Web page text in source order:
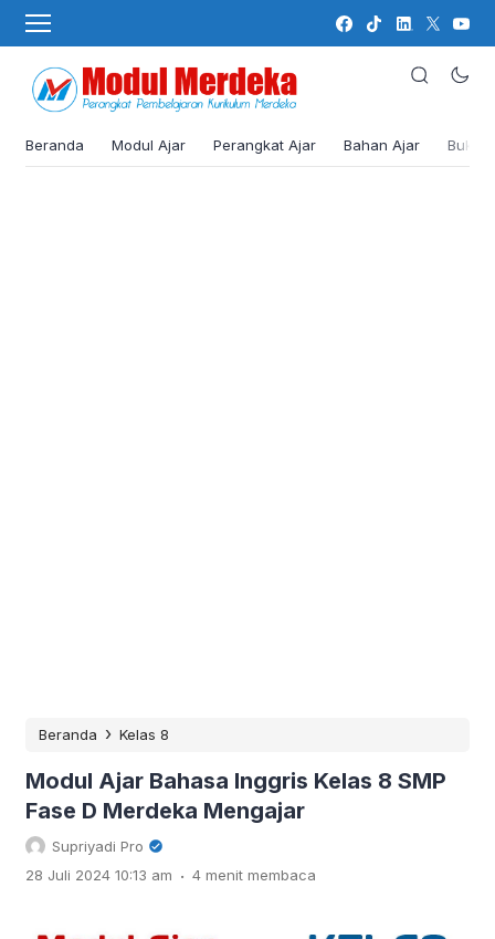
Beranda Modul Ajar Perangkat Ajar Bahan Ajar Buku
Beranda › Kelas 8
Modul Ajar Bahasa Inggris Kelas 8 SMP
Fase D Merdeka Mengajar
Supriyadi Pro
28 Juli 2024 10:13 am . 4 menit membaca